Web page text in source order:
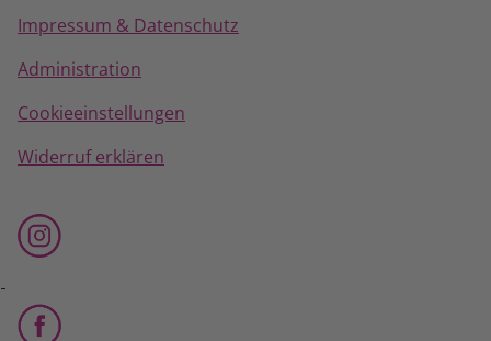
Impressum & Datenschutz
Administration
Cookieeinstellungen
Widerruf erklären